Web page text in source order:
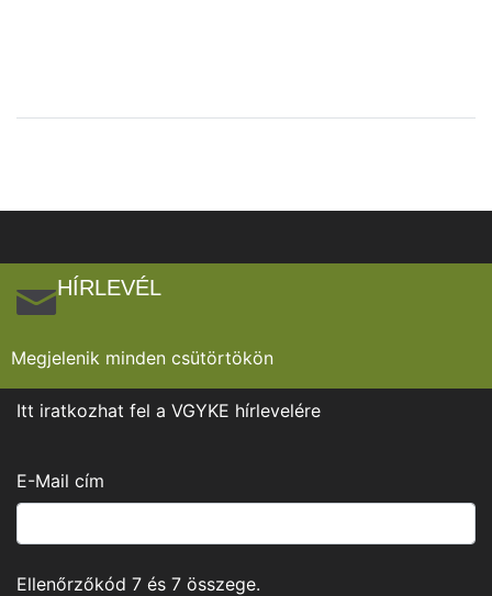
HÍRLEVÉL
Megjelenik minden csütörtökön
Itt iratkozhat fel a VGYKE hírlevelére
E-Mail cím
Ellenőrzőkód 7 és 7 összege.